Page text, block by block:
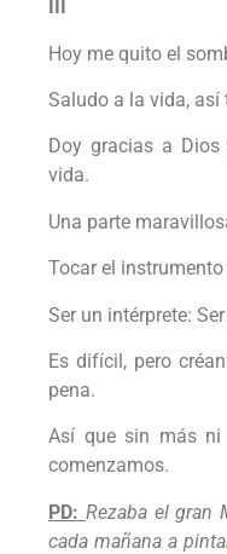
Hoy me quito el
Saludo a la vida, así
Doy gracias a
vida.
Una parte
Tocar el
Ser un intérprete:
Es difícil, pero
pena.
Así que sin más ni
comenzamos.
PD: Rezaba el gran
cada mañana a